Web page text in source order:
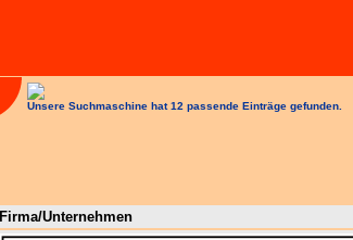
Unsere Suchmaschine hat 12 passende Einträge gefunden.
Firma/Unternehmen